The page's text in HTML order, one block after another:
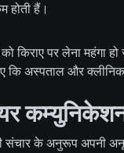
होती हैं।
को किराए पर लेना
अस्पताल और क्लीनिक
संचार के अनुरूप